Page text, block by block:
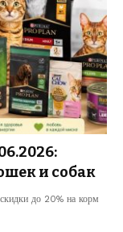
и собак
до 20% на корм